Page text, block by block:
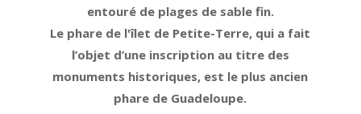
entouré de plages de sable fin.
Le phare de l'îlet de Petite-Terre, qui a fait
l’objet d’une inscription au titre des
monuments historiques, est le plus ancien
phare de Guadeloupe.